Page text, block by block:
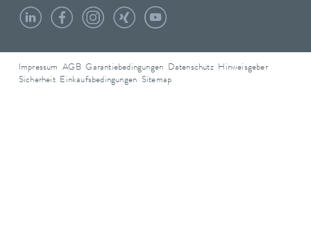
Impressum AGB Garantiebedingungen Datenschutz Hinweisgeber
Sicherheit Einkaufsbedingungen Sitemap